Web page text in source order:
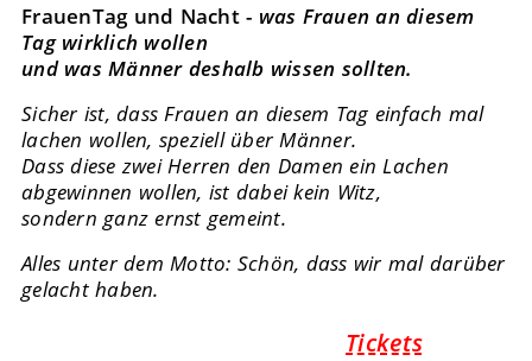
FrauenTag und Nacht - was Frauen an diesem
Tag wirklich wollen
und was Männer deshalb wissen sollten.
Sicher ist, dass Frauen an diesem Tag einfach mal
lachen wollen, speziell über Männer.
Dass diese zwei Herren den Damen ein Lachen
abgewinnen wollen, ist dabei kein Witz,
sondern ganz ernst gemeint.
Alles unter dem Motto: Schön, dass wir mal darüber
gelacht haben.
Tickets